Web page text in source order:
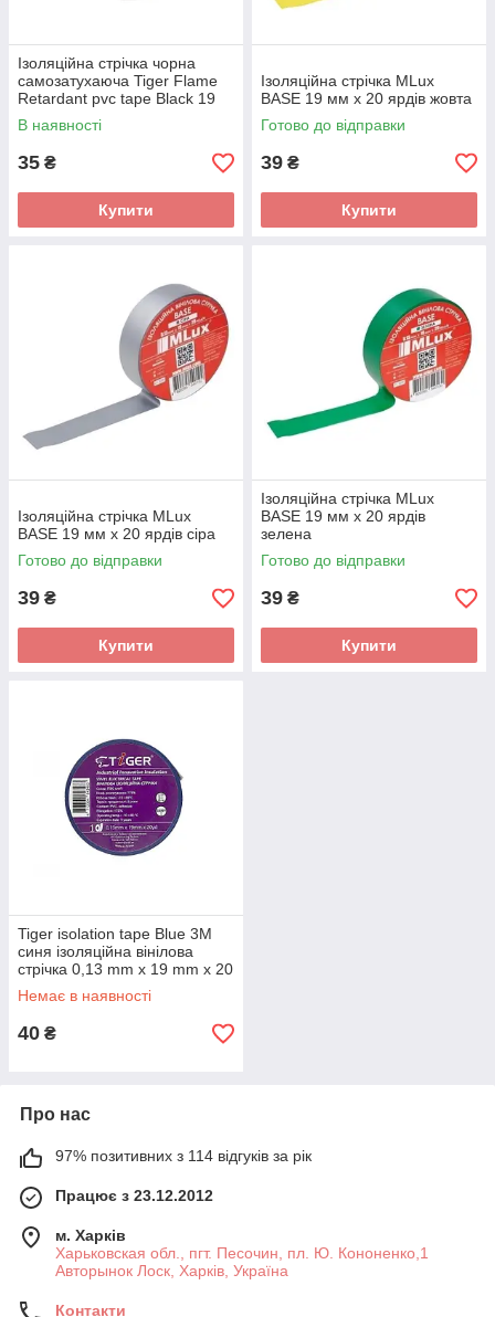
Ізоляційна стрічка чорна
самозатухаюча Tiger Flame
Retardant pvc tape Black 19
мм х 20 м
В наявності
35 ₴
Купити
Ізоляційна стрічка MLux
BASE 19 мм х 20 ярдів жовта
Готово до відправки
39 ₴
Купити
Ізоляційна стрічка MLux
BASE 19 мм х 20 ярдів сіра
Готово до відправки
39 ₴
Купити
Ізоляційна стрічка MLux
BASE 19 мм х 20 ярдів
зелена
Готово до відправки
39 ₴
Купити
Tiger isolation tape Blue 3M
синя ізоляційна вінілова
стрічка 0,13 mm x 19 mm x 20
yd
Немає в наявності
40 ₴
Про нас
97% позитивних з 114 відгуків за рік
Працює з 23.12.2012
м. Харків
Харьковская обл., пгт. Песочин, пл. Ю. Кононенко,1
Авторынок Лоск, Харків, Україна
Контакти